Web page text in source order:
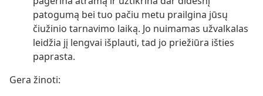
patogumą bei tuo pačiu metu prailgina jūsų
čiužinio tarnavimo laiką. Jo nuimamas užvalkalas
leidžia jį lengvai išplauti, tad jo priežiūra išties
paprasta.
Gera žinoti: